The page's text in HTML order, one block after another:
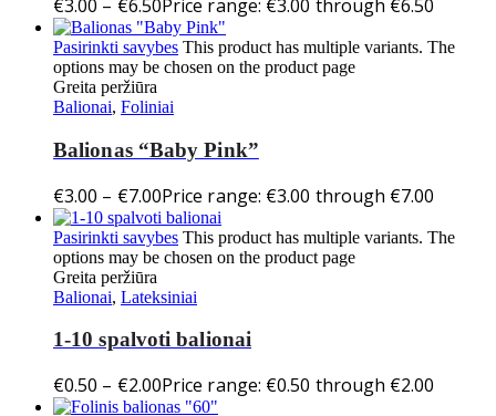
€3.00 – €6.50Price range: €3.00 through €6.50
Pasirinkti savybes This product has multiple variants. The
options may be chosen on the product page
Greita peržiūra
Balionai, Foliniai
Balionas “Baby Pink”
€3.00 – €7.00Price range: €3.00 through €7.00
Pasirinkti savybes This product has multiple variants. The
options may be chosen on the product page
Greita peržiūra
Balionai, Lateksiniai
1-10 spalvoti balionai
€0.50 – €2.00Price range: €0.50 through €2.00